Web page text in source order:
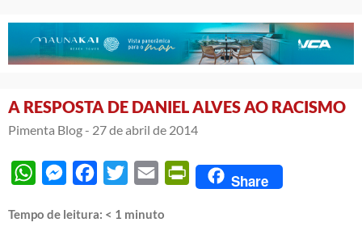
A RESPOSTA DE DANIEL ALVES AO RACISMO
Pimenta Blog - 27 de abril de 2014
WhatsAppMessengerFacebook
Twitter Email PrintFriendly
Share
Tempo de leitura: < 1 minuto